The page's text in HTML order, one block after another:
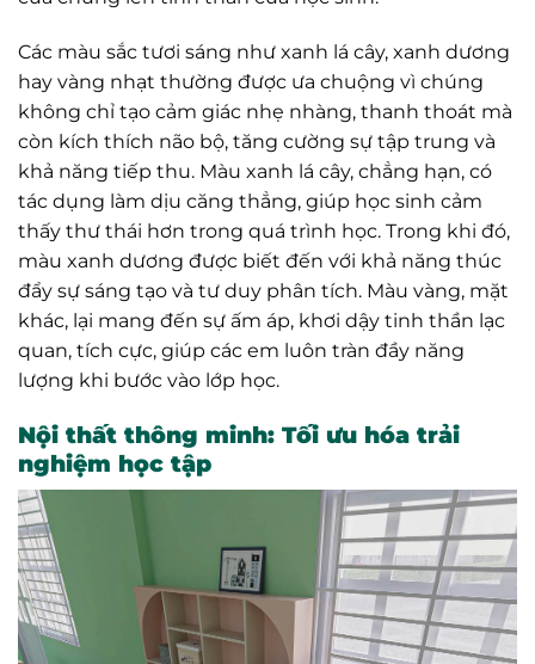
Các màu sắc tươi sáng như xanh lá cây, xanh dương
hay vàng nhạt thường được ưa chuộng vì chúng
không chỉ tạo cảm giác nhẹ nhàng, thanh thoát mà
còn kích thích não bộ, tăng cường sự tập trung và
khả năng tiếp thu. Màu xanh lá cây, chẳng hạn, có
tác dụng làm dịu căng thẳng, giúp học sinh cảm
thấy thư thái hơn trong quá trình học. Trong khi đó,
màu xanh dương được biết đến với khả năng thúc
đẩy sự sáng tạo và tư duy phân tích. Màu vàng, mặt
khác, lại mang đến sự ấm áp, khơi dậy tinh thần lạc
quan, tích cực, giúp các em luôn tràn đầy năng
lượng khi bước vào lớp học.
Nội thất thông minh: Tối ưu hóa trải
nghiệm học tập